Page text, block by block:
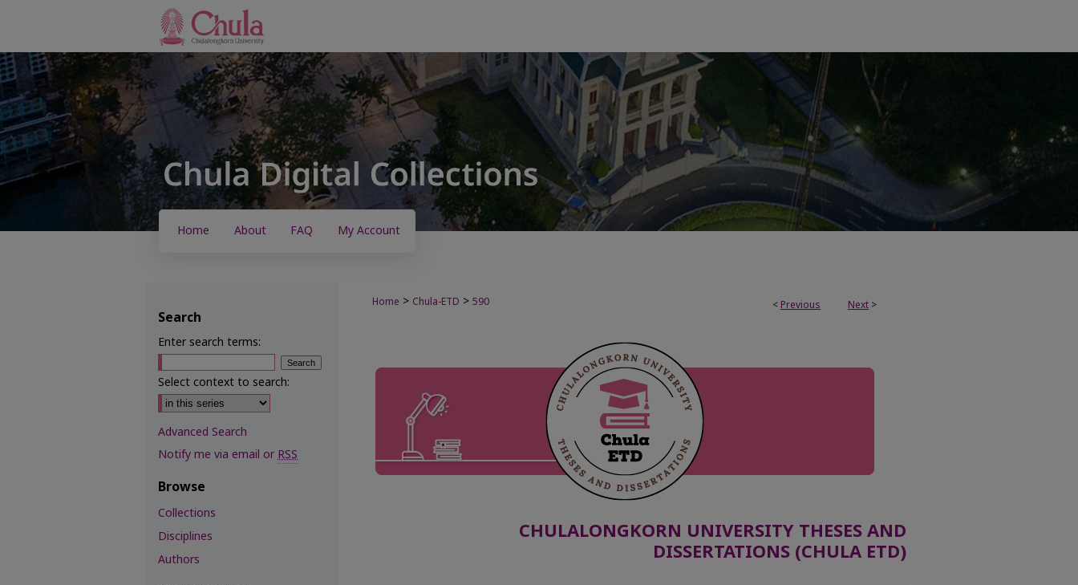
Home About FAQ My Account
< Previous Next >
Home > Chula-ETD > 590
CHULALONGKORN UNIVERSITY THESES AND
DISSERTATIONS (CHULA ETD)
Search
Enter search terms:
Select context to search:
Advanced Search
Notify me via email orRSS
Browse
Collections
Disciplines
Authors